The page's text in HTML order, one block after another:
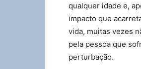
qualquer idade e,
impacto que
vida, muitas vezes
pela pessoa que
perturbação.